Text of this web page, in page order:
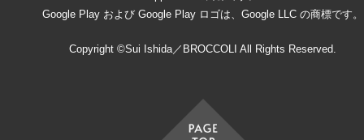
Google Play および Google Play ロゴは、Google LLC の商標です。
Copyright ©Sui Ishida／BROCCOLI All Rights Reserved.